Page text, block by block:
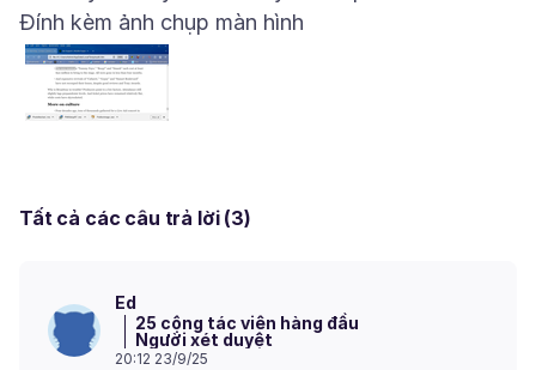
Đính kèm ảnh chụp màn hình
Tất cả các câu trả lời (3)
Ed
25 cộng tác viên hàng đầu
Người xét duyệt
20:12 23/9/25